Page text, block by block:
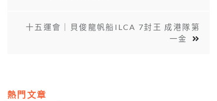
十五運會｜貝俊龍帆船ILCA 7封王 成港隊第
一金
熱門文章